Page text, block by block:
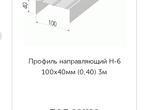
Профиль направляющий Н-6
100х40мм (0,40) 3м